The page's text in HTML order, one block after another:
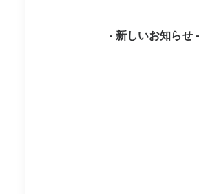
- 新しいお知らせ -